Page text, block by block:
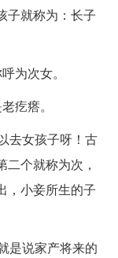
子就称为：长子
为次女。
疙瘩。
去女孩子呀！古
个就称为次，
，小妾所生的子
是说家产将来的